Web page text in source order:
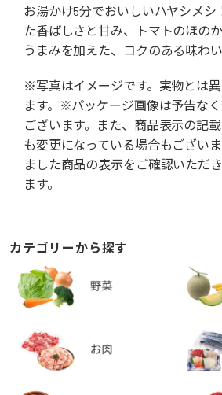
お湯かけ5分でおいしいハヤシメシ
た香ばしさと甘み、トマトのほの
うまみを加えた、コクのある味わい
※写真はイメージです。実物とは
ます。※パッケージ画像は予告な
ございます。また、商品表示の記
も変更になっている場合もござい
ました商品の表示をご確認いただ
ます。
カテゴリーから探す